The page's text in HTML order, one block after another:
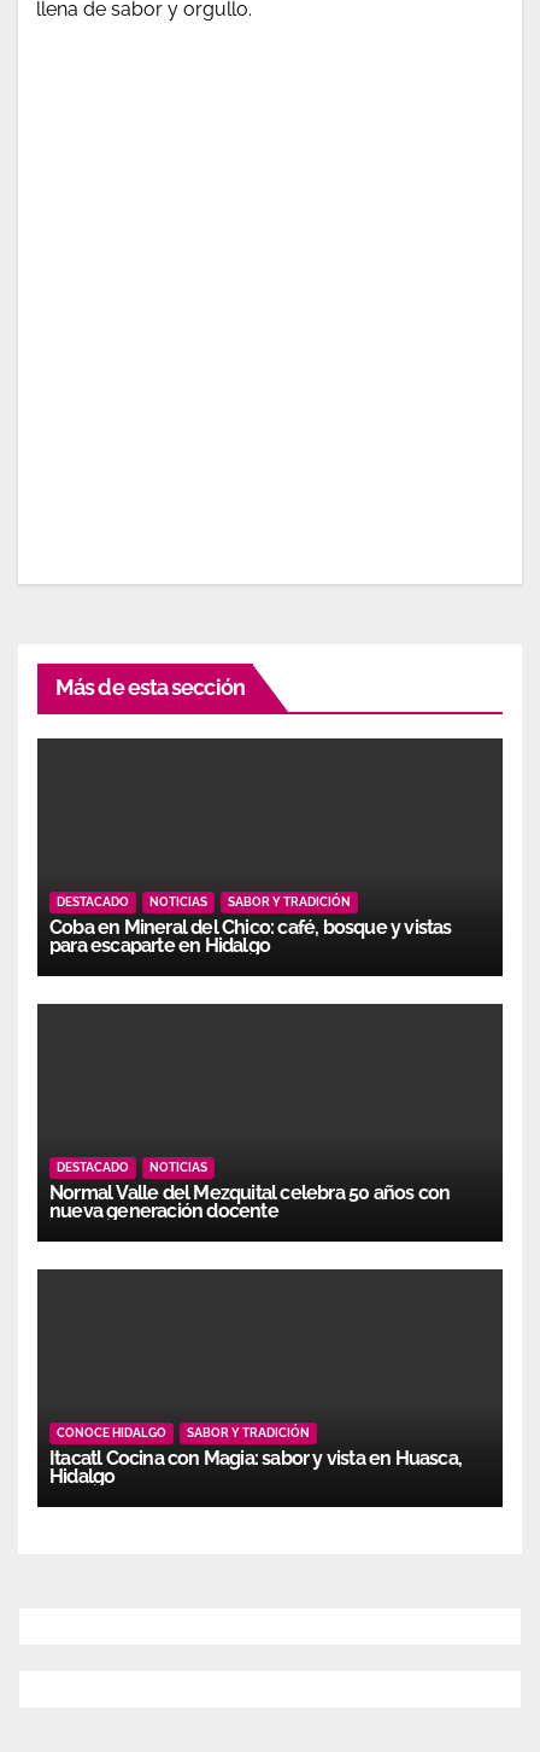
llena de sabor y orgullo.
Más de esta sección
DESTACADO NOTICIAS SABOR Y TRADICIÓN
Coba en Mineral del Chico: café, bosque y vistas
para escaparte en Hidalgo
DESTACADO NOTICIAS
Normal Valle del Mezquital celebra 50 años con
nueva generación docente
CONOCE HIDALGO SABOR Y TRADICIÓN
Itacatl Cocina con Magia: sabor y vista en Huasca,
Hidalgo